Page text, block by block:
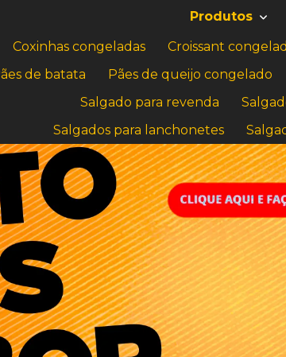
Produtos
Coxinhas congeladas
Croissant
de batata
Pães de queijo congelado
Salgado para revenda
Salgados para lanchonetes